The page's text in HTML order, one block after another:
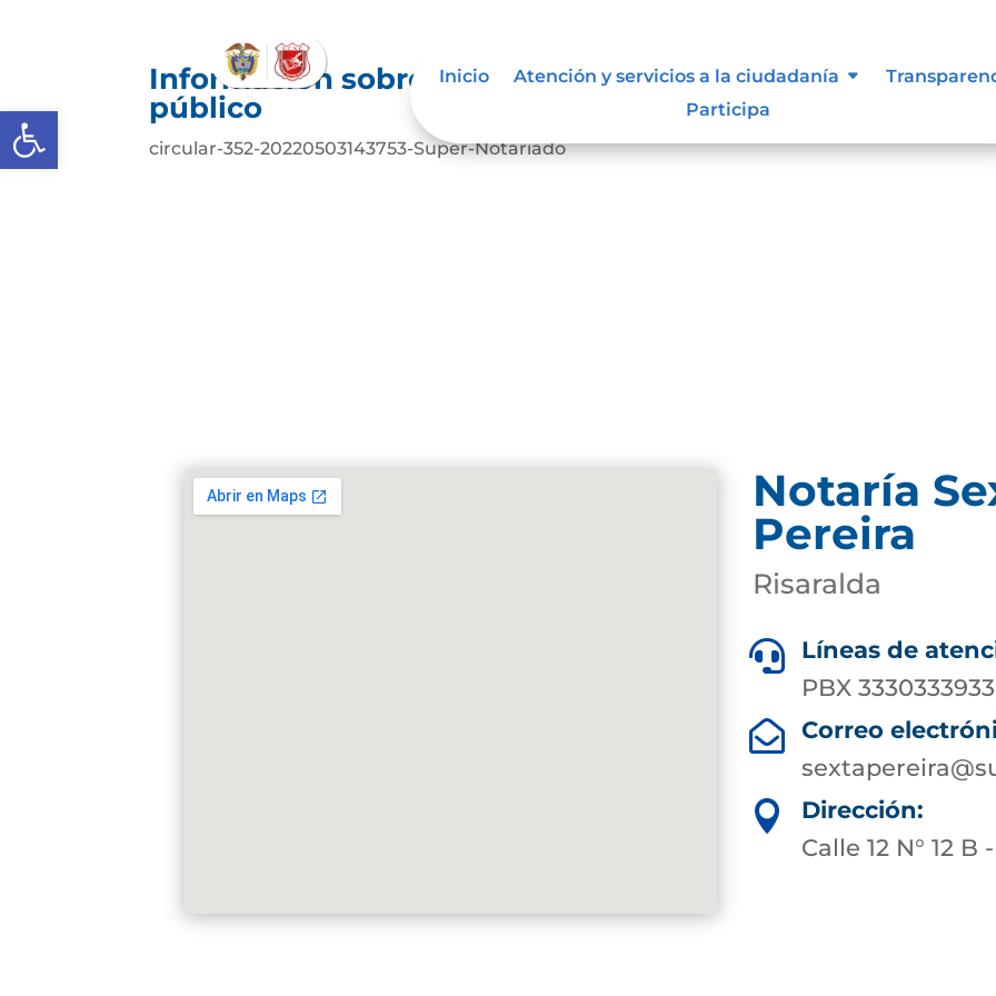
Abrir barra de herramientas
Inicio Atención y servicios a la ciudadanía
Participa
Información sobre decisiones que puede afectar al
público
circular-352-20220503143753-Super-Notariado
Notaría
Pereira
Risaralda

Líneas de
PBX

Correo

Dirección:
Calle 12 N° 12 B